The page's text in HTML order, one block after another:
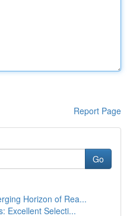
Report Page
Go
Horizon of Rea...
Excellent Selecti...